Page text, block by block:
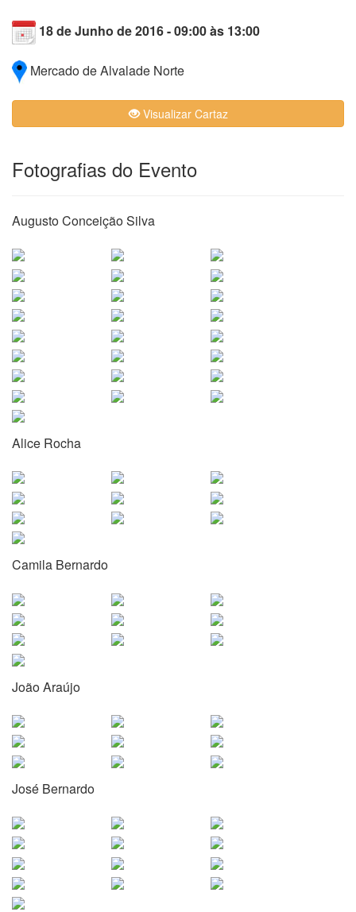
18 de Junho de 2016 - 09:00 às 13:00
Mercado de Alvalade Norte
Visualizar Cartaz
Fotografias do Evento
Augusto Conceição Silva
Alice Rocha
Camila Bernardo
João Araújo
José Bernardo